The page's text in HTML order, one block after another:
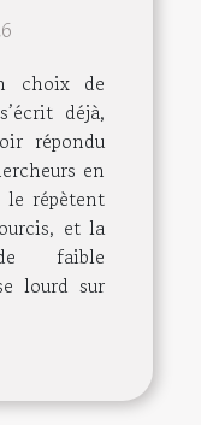
choix de
déjà,
répondu
en
le répètent
et la
faible
lourd sur